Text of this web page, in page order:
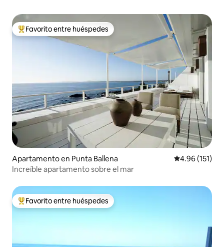
Favorito entre huéspedes preferido
Favorito entre huéspedes
Apartamento en Punta Ballena Calificación
4.96 (151)
Increíble apartamento sobre el mar
Favorito entre huéspedes preferido
Favorito entre huéspedes